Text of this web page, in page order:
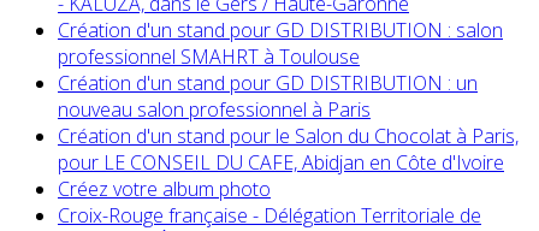
Création d'un stand pour GD DISTRIBUTION : salon
professionnel SMAHRT à Toulouse
Création d'un stand pour GD DISTRIBUTION : un
nouveau salon professionnel à Paris
Création d'un stand pour le Salon du Chocolat à Paris,
pour LE CONSEIL DU CAFE, Abidjan en Côte d'Ivoire
Créez votre album photo
Croix-Rouge française - Délégation Territoriale de